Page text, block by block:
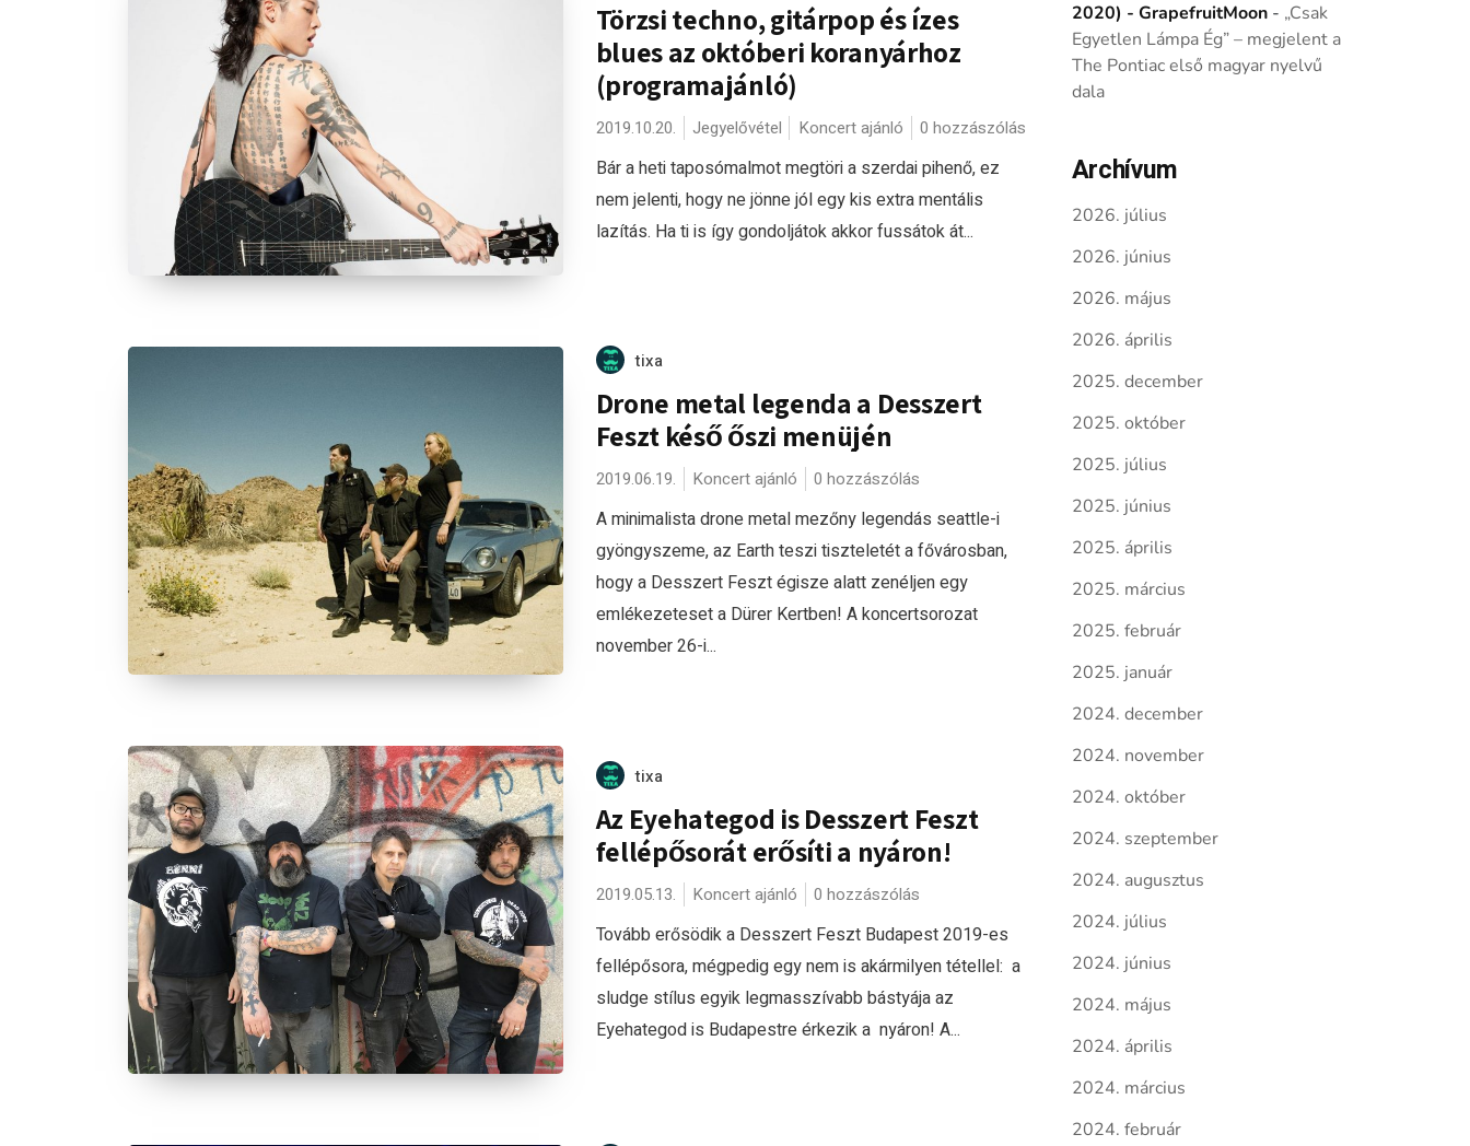
Törzsi techno, gitárpop és ízes
blues az októberi koranyárhoz
(programajánló)
2019.10.20. Jegyelővétel Koncert ajánló 0 hozzászólás
Bár a heti taposómalmot megtöri a szerdai pihenő, ez
nem jelenti, hogy ne jönne jól egy kis extra mentális
lazítás. Ha ti is így gondoljátok akkor fussátok át...
tixa
Drone metal legenda a Desszert
Feszt késő őszi menüjén
2019.06.19. Koncert ajánló 0 hozzászólás
A minimalista drone metal mezőny legendás seattle-i
gyöngyszeme, az Earth teszi tiszteletét a fővárosban,
hogy a Desszert Feszt égisze alatt zenéljen egy
emlékezeteset a Dürer Kertben! A koncertsorozat
november 26-i...
tixa
Az Eyehategod is Desszert Feszt
fellépősorát erősíti a nyáron!
2019.05.13. Koncert ajánló 0 hozzászólás
Tovább erősödik a Desszert Feszt Budapest 2019-es
fellépősora, mégpedig egy nem is akármilyen tétellel: a
sludge stílus egyik legmasszívabb bástyája az
Eyehategod is Budapestre érkezik a nyáron! A...
2020) - GrapefruitMoon- „Csak
Egyetlen Lámpa Ég” – megjelent a
The Pontiac első magyar nyelvű
dala
Archívum
2026. július
2026. június
2026. május
2026. április
2025. december
2025. október
2025. július
2025. június
2025. április
2025. március
2025. február
2025. január
2024. december
2024. november
2024. október
2024. szeptember
2024. augusztus
2024. július
2024. június
2024. május
2024. április
2024. március
2024. február